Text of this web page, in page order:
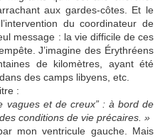
aux gardes-côtes. Et le
du coordinateur de
message : la vie difficile de ces
J’imagine des Érythréens
de kilomètres, ayant été
des camps libyens, etc.
:
vagues et de creux” : à bord de
conditions de vie précaires. »
mon ventricule gauche. Mais